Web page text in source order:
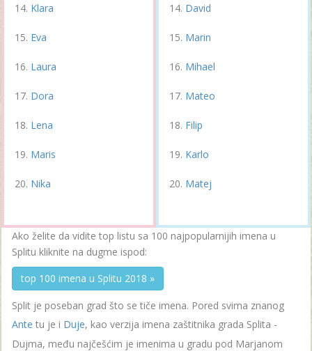
Klara
Eva
Laura
Dora
Lena
Maris
Nika
David
Marin
Mihael
Mateo
Filip
Karlo
Matej
Ako želite da vidite top listu sa 100 najpopularnijih imena u
Splitu kliknite na dugme ispod:
top 100 imena u Splitu 2018 »
Split je poseban grad što se tiče imena. Pored svima znanog
Ante tu je i Duje, kao verzija imena zaštitnika grada Splita -
Dujma, među najčešćim je imenima u gradu pod Marjanom